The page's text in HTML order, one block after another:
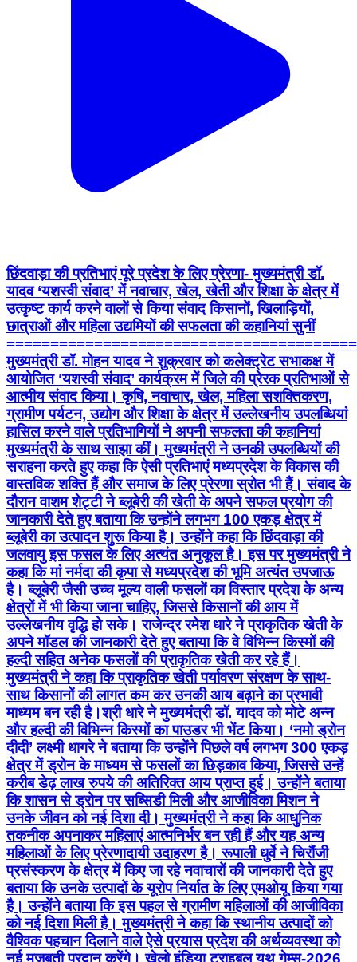
छिंदवाड़ा की प्रतिभाएं पूरे प्रदेश के लिए प्रेरणा- मुख्यमंत्री डॉ.
यादव ‘यशस्वी संवाद’ में नवाचार, खेल, खेती और शिक्षा के क्षेत्र में
उत्कृष्ट कार्य करने वालों से किया संवाद किसानों, खिलाड़ियों,
छात्राओं और महिला उद्यमियों की सफलता की कहानियां सुनीं
मुख्यमंत्री डॉ. मोहन यादव ने शुक्रवार को कलेक्ट्रेट सभाकक्ष में
आयोजित ‘यशस्वी संवाद’ कार्यक्रम में जिले की प्रेरक प्रतिभाओं से
आत्मीय संवाद किया। कृषि, नवाचार, खेल, महिला सशक्तिकरण,
ग्रामीण पर्यटन, उद्योग और शिक्षा के क्षेत्र में उल्लेखनीय उपलब्धियां
हासिल करने वाले प्रतिभागियों ने अपनी सफलता की कहानियां
मुख्यमंत्री के साथ साझा कीं। मुख्यमंत्री ने उनकी उपलब्धियों की
सराहना करते हुए कहा कि ऐसी प्रतिभाएं मध्यप्रदेश के विकास की
वास्तविक शक्ति हैं और समाज के लिए प्रेरणा स्रोत भी हैं। संवाद के
दौरान वाशम शेट्टी ने ब्लूबेरी की खेती के अपने सफल प्रयोग की
जानकारी देते हुए बताया कि उन्होंने लगभग 100 एकड़ क्षेत्र में
ब्लूबेरी का उत्पादन शुरू किया है। उन्होंने कहा कि छिंदवाड़ा की
जलवायु इस फसल के लिए अत्यंत अनुकूल है। इस पर मुख्यमंत्री ने
कहा कि मां नर्मदा की कृपा से मध्यप्रदेश की भूमि अत्यंत उपजाऊ
है। ब्लूबेरी जैसी उच्च मूल्य वाली फसलों का विस्तार प्रदेश के अन्य
क्षेत्रों में भी किया जाना चाहिए, जिससे किसानों की आय में
उल्लेखनीय वृद्धि हो सके। राजेन्द्र रमेश धारे ने प्राकृतिक खेती के
अपने मॉडल की जानकारी देते हुए बताया कि वे विभिन्न किस्मों की
हल्दी सहित अनेक फसलों की प्राकृतिक खेती कर रहे हैं।
मुख्यमंत्री ने कहा कि प्राकृतिक खेती पर्यावरण संरक्षण के साथ-
साथ किसानों की लागत कम कर उनकी आय बढ़ाने का प्रभावी
माध्यम बन रही है।श्री धारे ने मुख्यमंत्री डॉ. यादव को मोटे अन्न
और हल्दी की विभिन्न किस्मों का पाउडर भी भेंट किया। ‘नमो ड्रोन
दीदी’ लक्ष्मी धागरे ने बताया कि उन्होंने पिछले वर्ष लगभग 300 एकड़
क्षेत्र में ड्रोन के माध्यम से फसलों का छिड़काव किया, जिससे उन्हें
करीब डेढ़ लाख रुपये की अतिरिक्त आय प्राप्त हुई। उन्होंने बताया
कि शासन से ड्रोन पर सब्सिडी मिली और आजीविका मिशन ने
उनके जीवन को नई दिशा दी। मुख्यमंत्री ने कहा कि आधुनिक
तकनीक अपनाकर महिलाएं आत्मनिर्भर बन रही हैं और यह अन्य
महिलाओं के लिए प्रेरणादायी उदाहरण है। रूपाली धुर्वे ने चिरौंजी
प्रसंस्करण के क्षेत्र में किए जा रहे नवाचारों की जानकारी देते हुए
बताया कि उनके उत्पादों के यूरोप निर्यात के लिए एमओयू किया गया
है। उन्होंने बताया कि इस पहल से ग्रामीण महिलाओं की आजीविका
को नई दिशा मिली है। मुख्यमंत्री ने कहा कि स्थानीय उत्पादों को
वैश्विक पहचान दिलाने वाले ऐसे प्रयास प्रदेश की अर्थव्यवस्था को
नई मजबूती प्रदान करेंगे। खेलो इंडिया ट्राइबल यूथ गेम्स-2026